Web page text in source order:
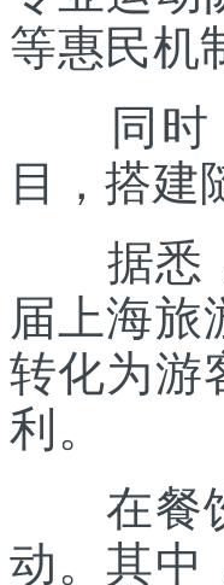
等惠民机
同时，
目，搭建
据悉，
届上海旅
转化为游
利。
在餐饮
动。其中